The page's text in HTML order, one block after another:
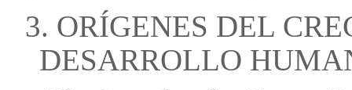
3. ORÍGENES DEL
DESARROLLO